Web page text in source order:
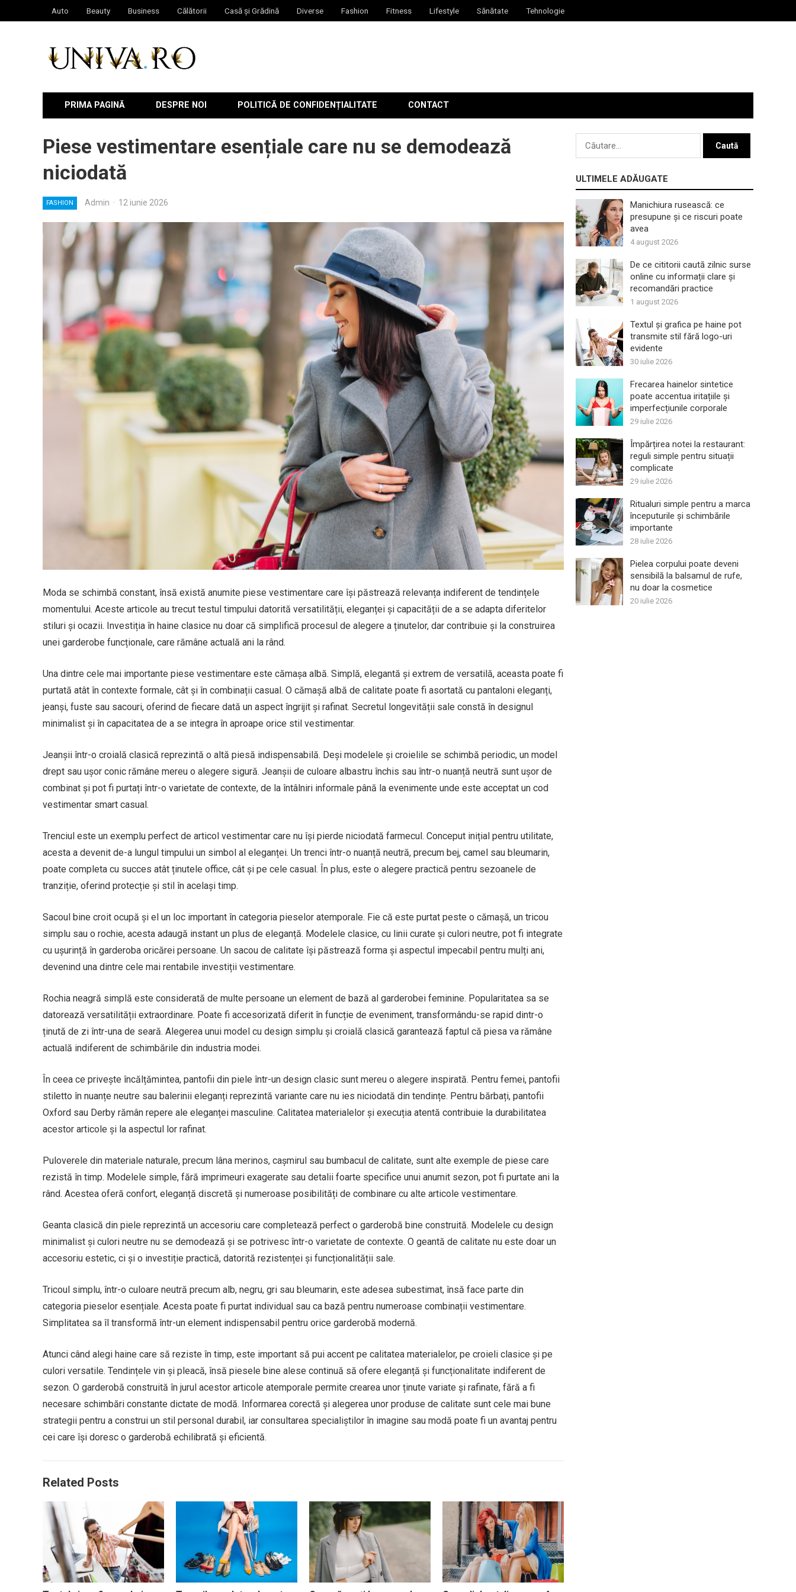
Auto Beauty Business Călătorii Casă și Grădină Diverse Fashion Fitness Lifestyle Sănătate Tehnologie
PRIMA PAGINĂ DESPRE NOI POLITICĂ DE CONFIDENȚIALITATE CONTACT
Piese vestimentare esențiale care nu se demodează
niciodată
FASHION Admin · 12 iunie 2026
Moda se schimbă constant, însă există anumite piese vestimentare care își păstrează relevanța indiferent de tendințele
momentului. Aceste articole au trecut testul timpului datorită versatilității, eleganței și capacității de a se adapta diferitelor
stiluri și ocazii. Investiția în haine clasice nu doar că simplifică procesul de alegere a ținutelor, dar contribuie și la construirea
unei garderobe funcționale, care rămâne actuală ani la rând.
Una dintre cele mai importante piese vestimentare este cămașa albă. Simplă, elegantă și extrem de versatilă, aceasta poate fi
purtată atât în contexte formale, cât și în combinații casual. O cămașă albă de calitate poate fi asortată cu pantaloni eleganți,
jeanși, fuste sau sacouri, oferind de fiecare dată un aspect îngrijit și rafinat. Secretul longevității sale constă în designul
minimalist și în capacitatea de a se integra în aproape orice stil vestimentar.
Jeanșii într-o croială clasică reprezintă o altă piesă indispensabilă. Deși modelele și croielile se schimbă periodic, un model
drept sau ușor conic rămâne mereu o alegere sigură. Jeanșii de culoare albastru închis sau într-o nuanță neutră sunt ușor de
combinat și pot fi purtați într-o varietate de contexte, de la întâlniri informale până la evenimente unde este acceptat un cod
vestimentar smart casual.
Trenciul este un exemplu perfect de articol vestimentar care nu își pierde niciodată farmecul. Conceput inițial pentru utilitate,
acesta a devenit de-a lungul timpului un simbol al eleganței. Un trenci într-o nuanță neutră, precum bej, camel sau bleumarin,
poate completa cu succes atât ținutele office, cât și pe cele casual. În plus, este o alegere practică pentru sezoanele de
tranziție, oferind protecție și stil în același timp.
Sacoul bine croit ocupă și el un loc important în categoria pieselor atemporale. Fie că este purtat peste o cămașă, un tricou
simplu sau o rochie, acesta adaugă instant un plus de eleganță. Modelele clasice, cu linii curate și culori neutre, pot fi integrate
cu ușurință în garderoba oricărei persoane. Un sacou de calitate își păstrează forma și aspectul impecabil pentru mulți ani,
devenind una dintre cele mai rentabile investiții vestimentare.
Rochia neagră simplă este considerată de multe persoane un element de bază al garderobei feminine. Popularitatea sa se
datorează versatilității extraordinare. Poate fi accesorizată diferit în funcție de eveniment, transformându-se rapid dintr-o
ținută de zi într-una de seară. Alegerea unui model cu design simplu și croială clasică garantează faptul că piesa va rămâne
actuală indiferent de schimbările din industria modei.
În ceea ce privește încălțămintea, pantofii din piele într-un design clasic sunt mereu o alegere inspirată. Pentru femei, pantofii
stiletto în nuanțe neutre sau balerinii eleganți reprezintă variante care nu ies niciodată din tendințe. Pentru bărbați, pantofii
Oxford sau Derby rămân repere ale eleganței masculine. Calitatea materialelor și execuția atentă contribuie la durabilitatea
acestor articole și la aspectul lor rafinat.
Puloverele din materiale naturale, precum lâna merinos, cașmirul sau bumbacul de calitate, sunt alte exemple de piese care
rezistă în timp. Modelele simple, fără imprimeuri exagerate sau detalii foarte specifice unui anumit sezon, pot fi purtate ani la
rând. Acestea oferă confort, eleganță discretă și numeroase posibilități de combinare cu alte articole vestimentare.
Geanta clasică din piele reprezintă un accesoriu care completează perfect o garderobă bine construită. Modelele cu design
minimalist și culori neutre nu se demodează și se potrivesc într-o varietate de contexte. O geantă de calitate nu este doar un
accesoriu estetic, ci și o investiție practică, datorită rezistenței și funcționalității sale.
Tricoul simplu, într-o culoare neutră precum alb, negru, gri sau bleumarin, este adesea subestimat, însă face parte din
categoria pieselor esențiale. Acesta poate fi purtat individual sau ca bază pentru numeroase combinații vestimentare.
Simplitatea sa îl transformă într-un element indispensabil pentru orice garderobă modernă.
Atunci când alegi haine care să reziste în timp, este important să pui accent pe calitatea materialelor, pe croieli clasice și pe
culori versatile. Tendințele vin și pleacă, însă piesele bine alese continuă să ofere eleganță și funcționalitate indiferent de
sezon. O garderobă construită în jurul acestor articole atemporale permite crearea unor ținute variate și rafinate, fără a fi
necesare schimbări constante dictate de modă. Informarea corectă și alegerea unor produse de calitate sunt cele mai bune
strategii pentru a construi un stil personal durabil, iar consultarea specialiștilor în imagine sau modă poate fi un avantaj pentru
cei care își doresc o garderobă echilibrată și eficientă.
Related Posts
Caută
ULTIMELE ADĂUGATE
Manichiura rusească: ce
presupune și ce riscuri poate
avea
4 august 2026
De ce cititorii caută zilnic surse
online cu informații clare și
recomandări practice
1 august 2026
Textul și grafica pe haine pot
transmite stil fără logo-uri
evidente
30 iulie 2026
Frecarea hainelor sintetice
poate accentua iritațiile și
imperfecțiunile corporale
29 iulie 2026
Împărțirea notei la restaurant:
reguli simple pentru situații
complicate
29 iulie 2026
Ritualuri simple pentru a marca
începuturile și schimbările
importante
28 iulie 2026
Pielea corpului poate deveni
sensibilă la balsamul de rufe,
nu doar la cosmetice
20 iulie 2026